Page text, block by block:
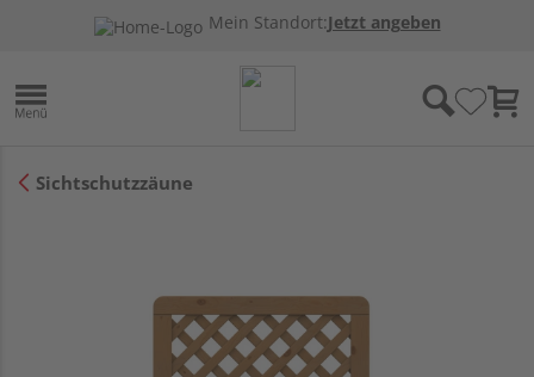
Mein Standort:Jetzt angeben
Sichtschutzzäune